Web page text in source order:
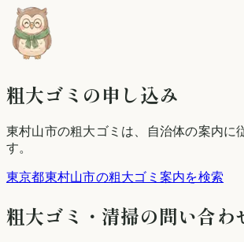
粗大ゴミの申し込み
東村山市の粗大ゴミは、自治体の案内に
す。
東京都東村山市の粗大ゴミ案内を検索
粗大ゴミ・清掃の問い合わ